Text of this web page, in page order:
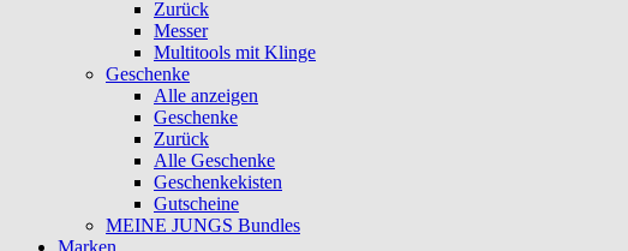
Zurück
Messer
Multitools mit Klinge
Geschenke
Alle anzeigen
Geschenke
Zurück
Alle Geschenke
Geschenkekisten
Gutscheine
MEINE JUNGS Bundles
Marken